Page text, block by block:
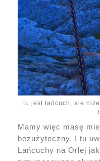
tu jest łańcuch, ale
Mamy więc masę
bezużyteczny. I tu
Łańcuchy na Orlej